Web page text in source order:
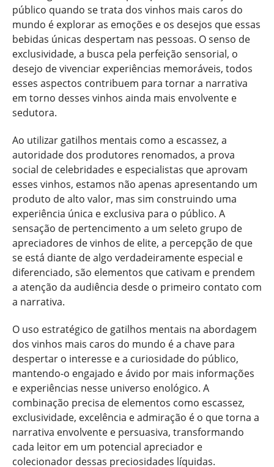
público quando se trata dos vinhos mais caros do
mundo é explorar as emoções e os desejos que essas
bebidas únicas despertam nas pessoas. O senso de
exclusividade, a busca pela perfeição sensorial, o
desejo de vivenciar experiências memoráveis, todos
esses aspectos contribuem para tornar a narrativa
em torno desses vinhos ainda mais envolvente e
sedutora.
Ao utilizar gatilhos mentais como a escassez, a
autoridade dos produtores renomados, a prova
social de celebridades e especialistas que aprovam
esses vinhos, estamos não apenas apresentando um
produto de alto valor, mas sim construindo uma
experiência única e exclusiva para o público. A
sensação de pertencimento a um seleto grupo de
apreciadores de vinhos de elite, a percepção de que
se está diante de algo verdadeiramente especial e
diferenciado, são elementos que cativam e prendem
a atenção da audiência desde o primeiro contato com
a narrativa.
O uso estratégico de gatilhos mentais na abordagem
dos vinhos mais caros do mundo é a chave para
despertar o interesse e a curiosidade do público,
mantendo-o engajado e ávido por mais informações
e experiências nesse universo enológico. A
combinação precisa de elementos como escassez,
exclusividade, excelência e admiração é o que torna a
narrativa envolvente e persuasiva, transformando
cada leitor em um potencial apreciador e
colecionador dessas preciosidades líquidas.